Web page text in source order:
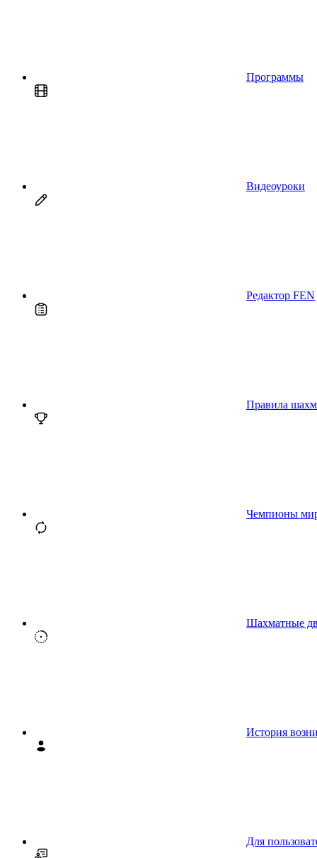
Программы
Видеоуроки
Редактор FEN
Правила
Чемпионы
Шахматные
История
Для